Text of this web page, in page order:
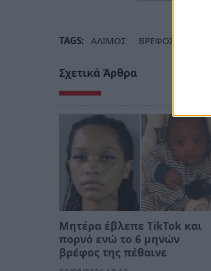
TAGS: ΑΛΙΜΟΣ ΒΡΕΦΟΣ
Σχετικά Άρθρα
Μητέρα έβλεπε TikTok και
πορνό ενώ το 6 μηνών
βρέφος της πέθαινε